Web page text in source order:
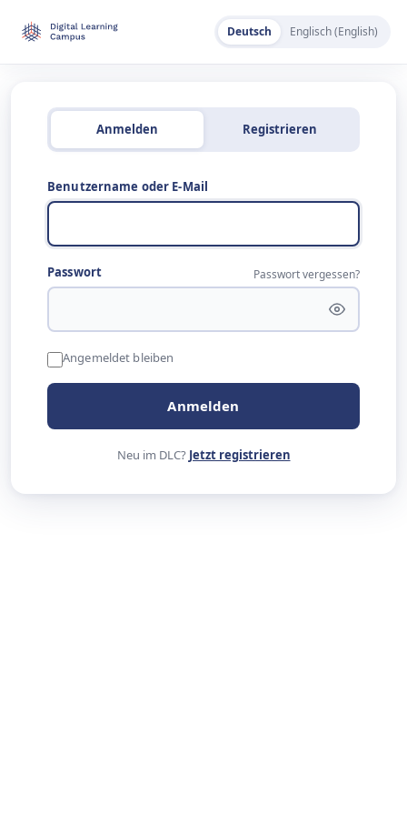
Deutsch Englisch (English)
Anmelden Registrieren
Benutzername oder E-Mail
Passwort Passwort vergessen?
Angemeldet bleiben
Anmelden
Neu im DLC? Jetzt registrieren